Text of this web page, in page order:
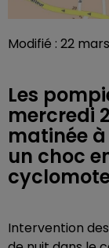
Modifié : 22
Les
mercredi
matinée
un choc
Intervention